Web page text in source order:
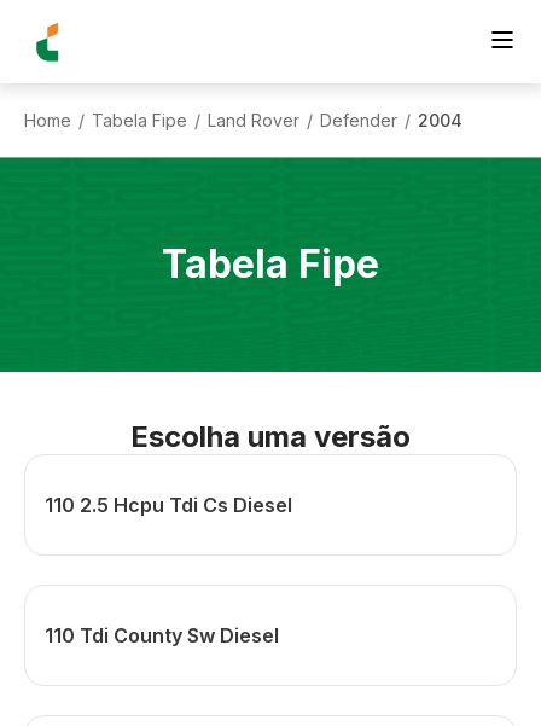
Home / Tabela Fipe / Land Rover / Defender / 2004
Tabela Fipe
Escolha uma versão
110 2.5 Hcpu Tdi Cs Diesel
110 Tdi County Sw Diesel